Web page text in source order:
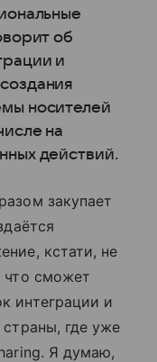
об
и
носителей
на
действий.
закупает
кстати, не
что сможет
интеграции и
где уже
Я думаю,